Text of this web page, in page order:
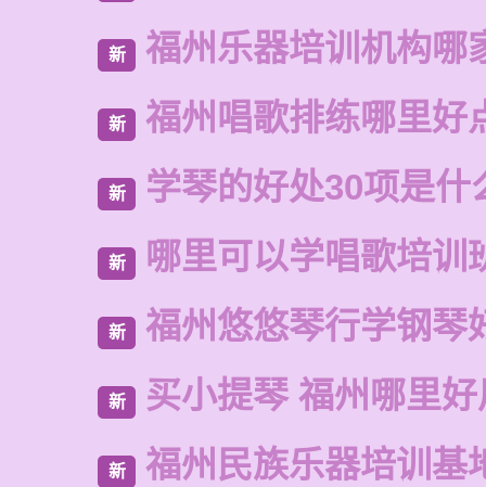
新 福州乐器培训机构哪
新 福州唱歌排练哪里好
新 学琴的好处30项是什
新 哪里可以学唱歌培训
新 福州悠悠琴行学钢琴
新 买小提琴 福州哪里
新 福州民族乐器培训基